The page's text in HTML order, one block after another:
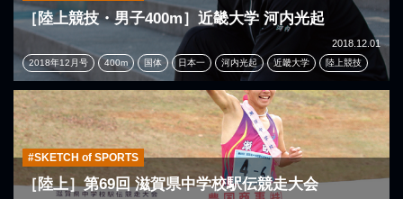
［陸上競技・男子400m］近畿大学 河内光起
2018.12.01
2018年12月号 400m 国体 日本一 河内光起 近畿大学 陸上競技
#SKETCH of SPORTS
［陸上］第69回 滋賀県中学校駅伝競走大会